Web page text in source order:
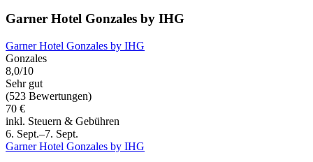
Garner Hotel Gonzales by IHG
Garner Hotel Gonzales by IHG
Gonzales
8,0/10
Sehr gut
(523 Bewertungen)
70 €
inkl. Steuern & Gebühren
6. Sept.–7. Sept.
Garner Hotel Gonzales by IHG